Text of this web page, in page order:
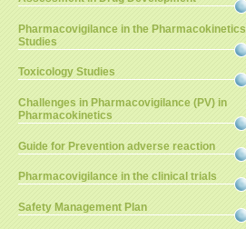
Pharmacovigilance in the Pharmacokinetics
Studies
Toxicology Studies
Challenges in Pharmacovigilance (PV) in
Pharmacokinetics
Guide for Prevention adverse reaction
Pharmacovigilance in the clinical trials
Safety Management Plan